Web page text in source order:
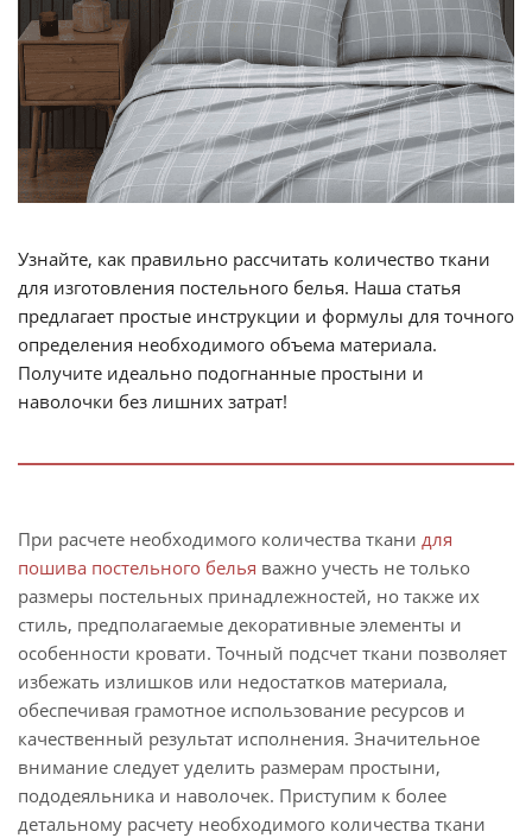
Узнайте, как правильно рассчитать количество ткани
для изготовления постельного белья. Наша статья
предлагает простые инструкции и формулы для точного
определения необходимого объема материала.
Получите идеально подогнанные простыни и
наволочки без лишних затрат!
При расчете необходимого количества ткани для
пошива постельного белья важно учесть не только
размеры постельных принадлежностей, но также их
стиль, предполагаемые декоративные элементы и
особенности кровати. Точный подсчет ткани позволяет
избежать излишков или недостатков материала,
обеспечивая грамотное использование ресурсов и
качественный результат исполнения. Значительное
внимание следует уделить размерам простыни,
пододеяльника и наволочек. Приступим к более
детальному расчету необходимого количества ткани